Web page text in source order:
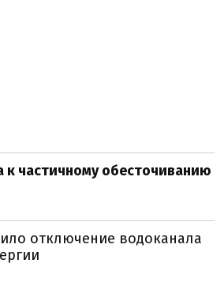
к частичному обесточиванию
отключение водоканала